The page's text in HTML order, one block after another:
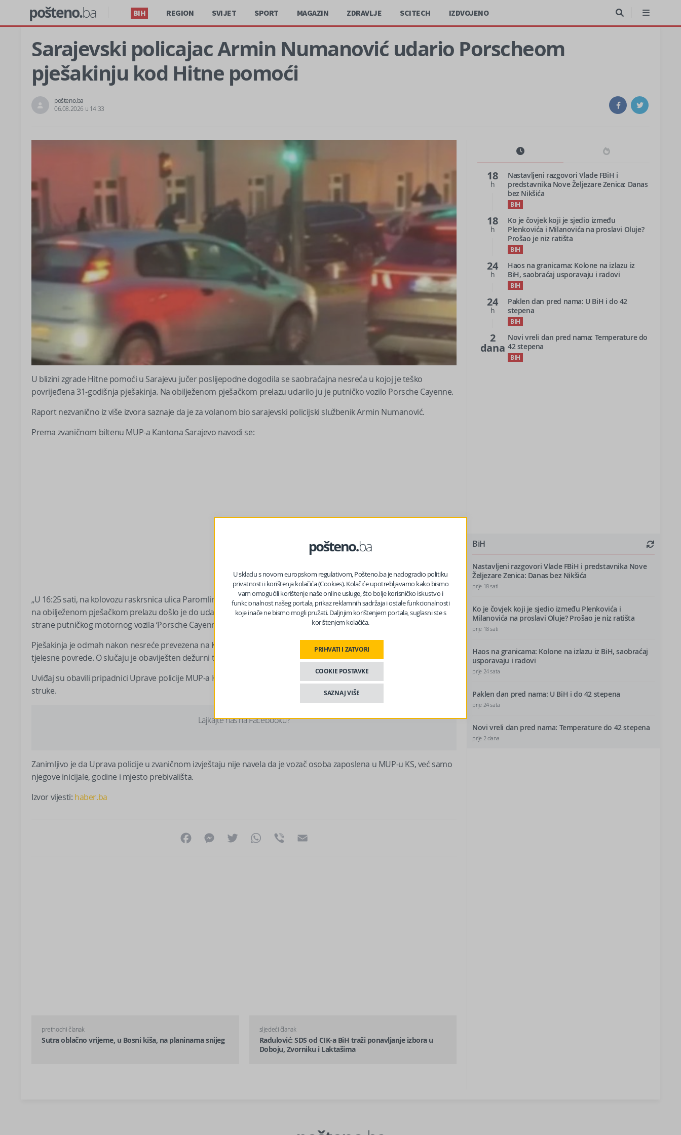
pošteno.ba BIH REGION SVIJET SPORT MAGAZIN ZDRAVLJE SCITECH IZDVOJENO
Sarajevski policajac Armin Numanović udario Porscheom
pješakinju kod Hitne pomoći
pošteno.ba
06.08.2026 u 14:33
U blizini zgrade Hitne pomoći u Sarajevu jučer poslijepodne dogodila se saobraćajna nesreća u kojoj je teško
povrijeđena 31-godišnja pješakinja. Na obilježenom pješačkom prelazu udarilo ju je putničko vozilo Porsche Cayenne.
Raport nezvanično iz više izvora saznaje da je za volanom bio sarajevski policijski službenik Armin Numanović.
Prema zvaničnom biltenu MUP-a Kantona Sarajevo navodi se:
„U 16:25 sati, na kolovozu raskrsnica ulica Paromlinska – Ložionička, dogodila se saobraćajna nezgoda. Tom prilikom
na obilježenom pješačkom prelazu došlo je do udara i obaranja na kolovoz pješaka I. G. (1994. godište) iz Sarajeva od
strane putničkog motornog vozila ‘Porsche Cayenne’, kojim je upravljao vozač A. N. (1985. godište) iz Sarajeva.“
Pješakinja je odmah nakon nesreće prevezena na Kliniku za urgentnu medicinu (KUM), gdje su joj konstatovane teške
tjelesne povrede. O slučaju je obaviješten dežurni tužilac Tužilaštva Kantona Sarajevo.
Uviđaj su obavili pripadnici Uprave policije MUP-a KS zajedno sa stalnim sudskim vještakom saobraćajne i mašinske
struke.
Lajkajte nas na Facebooku?
Zanimljivo je da Uprava policije u zvaničnom izvještaju nije navela da je vozač osoba zaposlena u MUP-u KS, već samo
njegove inicijale, godine i mjesto prebivališta.
Izvor vijesti: haber.ba
FacebookMessenger
Twitter WhatsApp
Viber
prethodni članak
Sutra oblačno vrijeme, u Bosni kiša, na planinama snijeg
sljedeći članak
Radulović: SDS od CIK-a BiH traži ponavljanje izbora u
Doboju, Zvorniku i Laktašima
18
h
Nastavljeni razgovori Vlade FBiH i
predstavnika Nove Željezare Zenica: Danas
bez Nikšića
BIH
18
h
Ko je čovjek koji je sjedio između
Plenkovića i Milanovića na proslavi Oluje?
Prošao je niz ratišta
BIH
24
h
Haos na granicama: Kolone na izlazu iz
BiH, saobraćaj usporavaju i radovi
BIH
24
h
Paklen dan pred nama: U BiH i do 42
stepena
BIH
2
dana
Novi vreli dan pred nama: Temperature do
42 stepena
BIH
BiH
Nastavljeni razgovori Vlade FBiH i predstavnika Nove
Željezare Zenica: Danas bez Nikšića
prije 18 sati
Ko je čovjek koji je sjedio između Plenkovića i
Milanovića na proslavi Oluje? Prošao je niz ratišta
prije 18 sati
Haos na granicama: Kolone na izlazu iz BiH, saobraćaj
usporavaju i radovi
prije 24 sata
Paklen dan pred nama: U BiH i do 42 stepena
prije 24 sata
Novi vreli dan pred nama: Temperature do 42 stepena
prije 2 dana
U skladu s novom europskom regulativom, Pošteno.ba je nadogradio politiku
privatnosti i korištenja kolačića (Cookies). Kolačiće upotrebljavamo kako bismo
vam omogućili korištenje naše online usluge, što bolje korisničko iskustvo i
funkcionalnost našeg portala, prikaz reklamnih sadržaja i ostale funkcionalnosti
koje inače ne bismo mogli pružati. Daljnjim korištenjem portala, suglasni ste s
korištenjem kolačića.
PRIHVATI I ZATVORI
COOKIE POSTAVKE
SAZNAJ VIŠE